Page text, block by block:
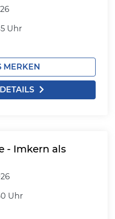
Uhr
MERKEN
- Imkern als
Uhr